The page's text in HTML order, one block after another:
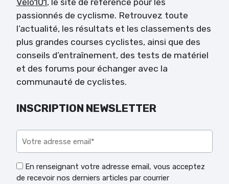
passionnés de cyclisme. Retrouvez toute
l’actualité, les résultats et les classements des
plus grandes courses cyclistes, ainsi que des
conseils d’entraînement, des tests de matériel
et des forums pour échanger avec la
communauté de cyclistes.
INSCRIPTION NEWSLETTER
En renseignant votre adresse email, vous acceptez
de recevoir nos derniers articles par courrier